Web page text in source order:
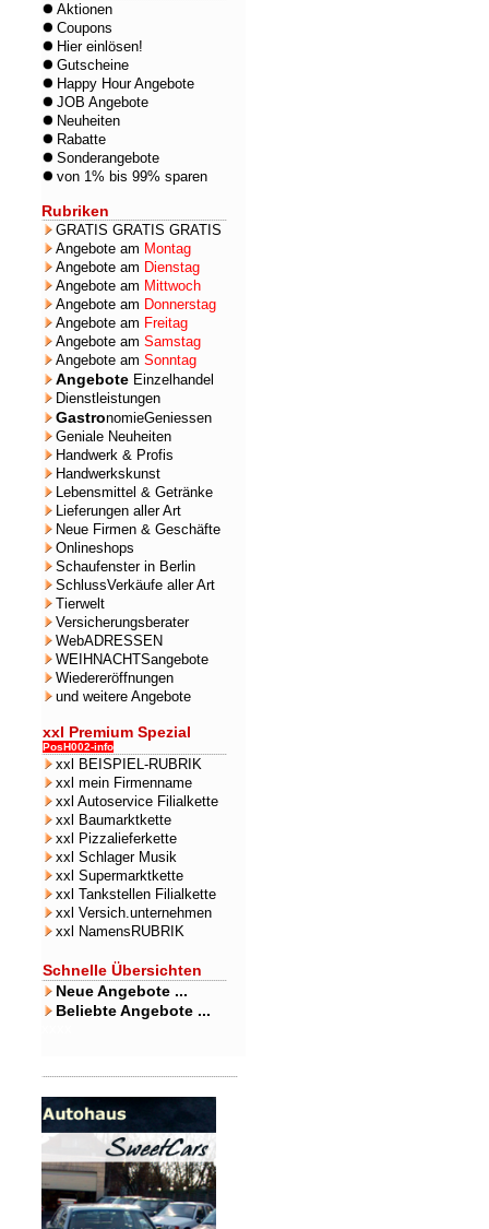
Aktionen
Coupons
Hier einlösen!
Gutscheine
Happy Hour Angebote
JOB Angebote
Neuheiten
Rabatte
Sonderangebote
von 1% bis 99% sparen
Rubriken
GRATIS GRATIS GRATIS
Angebote am Montag
Angebote am Dienstag
Angebote am Mittwoch
Angebote am Donnerstag
Angebote am Freitag
Angebote am Samstag
Angebote am Sonntag
Angebote Einzelhandel
Dienstleistungen
GastronomieGeniessen
Geniale Neuheiten
Handwerk & Profis
Handwerkskunst
Lebensmittel & Getränke
Lieferungen aller Art
Neue Firmen & Geschäfte
Onlineshops
Schaufenster in Berlin
SchlussVerkäufe aller Art
Tierwelt
Versicherungsberater
WebADRESSEN
WEIHNACHTSangebote
Wiedereröffnungen
und weitere Angebote
xxl Premium Spezial
PosH002-info
xxl BEISPIEL-RUBRIK
xxl mein Firmenname
xxl Autoservice Filialkette
xxl Baumarktkette
xxl Pizzalieferkette
xxl Schlager Musik
xxl Supermarktkette
xxl Tankstellen Filialkette
xxl Versich.unternehmen
xxl NamensRUBRIK
Schnelle Übersichten
Neue Angebote ...
Beliebte Angebote ...